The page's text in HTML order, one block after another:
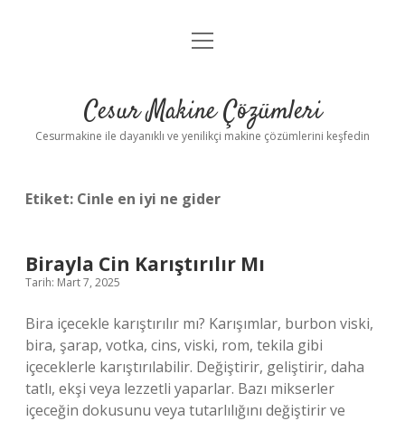
Anasayfa
Yasal Uyarı
menüyü
Cesur Makine Çözümleri
Cesurmakine ile dayanıklı ve yenilikçi makine çözümlerini keşfedin
Etiket: Cinle en iyi ne gider
Birayla Cin Karıştırılır Mı
Tarih: Mart 7, 2025
Bira içecekle karıştırılır mı? Karışımlar, burbon viski,
bira, şarap, votka, cins, viski, rom, tekila gibi
içeceklerle karıştırılabilir. Değiştirir, geliştirir, daha
tatlı, ekşi veya lezzetli yaparlar. Bazı mikserler
içeceğin dokusunu veya tutarlılığını değiştirir ve